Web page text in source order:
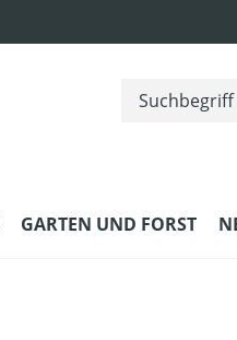
GARTEN UND FORST